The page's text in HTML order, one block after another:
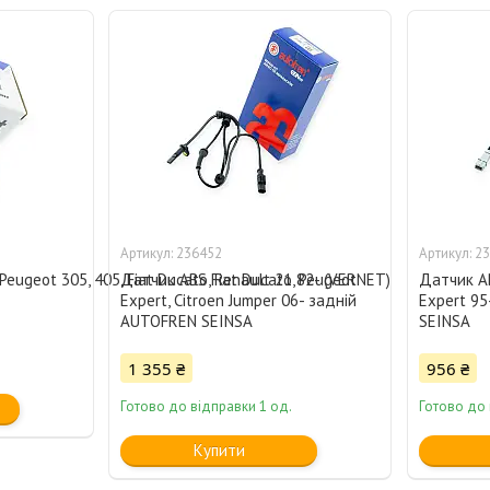
305, 405, Fiat Ducato, Renault 21 82- (VERNET)
236452
Датчик ABS Fiat Ducato, Peugeot
Expert, Citroen Jumper 06- задній
AUTOFREN SEINSA
1 355 ₴
Готово до відправки 1 од.
Купити
Датчик
Expert
SEINSA
956 ₴
Готово до